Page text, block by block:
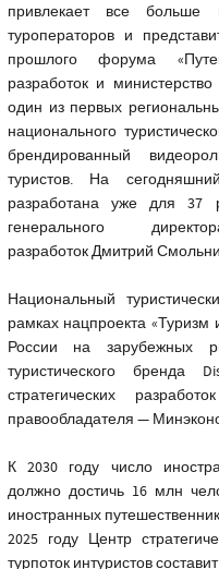
привлекает все больше
туроператоров и
прошлого форума
разработок и
один из первых
национального
брендированный
туристов. На
разработана уже для 37
генерального
разработок Дмитрий
Национальный
рамках нацпроекта «Туризм
России на зарубежных
туристического бренда
стратегических
правообладателя —
К 2030 году число
должно достичь 16 млн
иностранных
2025 году Центр
турпоток интуристов